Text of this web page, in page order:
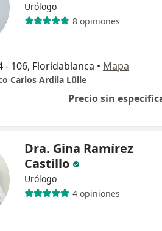
Urólogo
8 opiniones
- 106, Floridablanca • Mapa
Carlos Ardila Lülle
Precio sin
Dra. Gina Ramírez
Castillo
Urólogo
4 opiniones